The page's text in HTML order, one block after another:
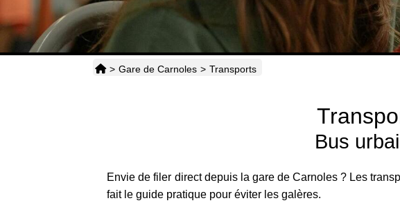
> Gare de Carnoles > Transports
Bus
Envie de filer direct depuis la gare de Carnoles ? Les
fait le guide pratique pour éviter les galères.